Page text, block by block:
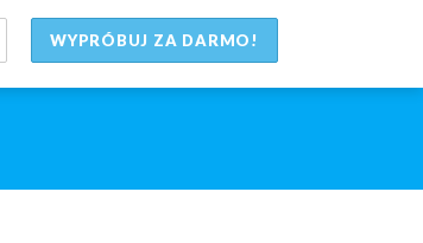
WYPRÓBUJ ZA DARMO!